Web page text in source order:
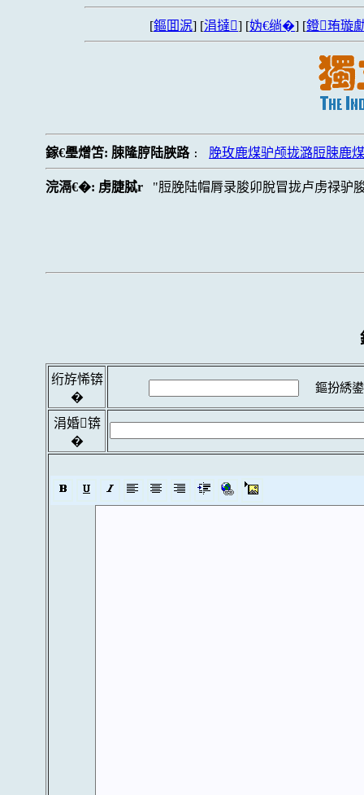
[鏂囬泦] [涓撻] [妫€绱�] [鐙珛璇
鎵€璺熷笘: 脨隆脝陆脥路 : 脕玫鹿煤驴颅拢潞脰脨鹿
浣滆€�: 虏脻脦r 脰脕陆帽脣录脧卯脫冒拢卢虏禄驴
绗斿悕锛
�
鏂扮綉
涓婚锛
�